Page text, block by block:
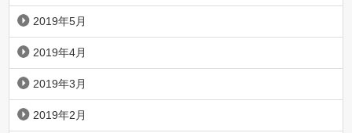
2019年5月
2019年4月
2019年3月
2019年2月